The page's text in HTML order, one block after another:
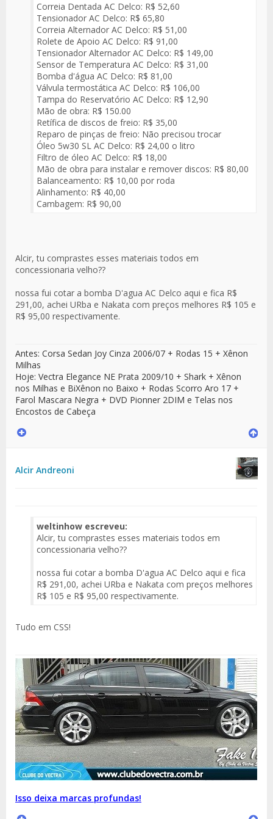
Correia Dentada AC Delco: R$ 52,60
Tensionador AC Delco: R$ 65,80
Correia Alternador AC Delco: R$ 51,00
Rolete de Apoio AC Delco: R$ 91,00
Tensionador Alternador AC Delco: R$ 149,00
Sensor de Temperatura AC Delco: R$ 31,00
Bomba d'água AC Delco: R$ 81,00
Válvula termostática AC Delco: R$ 106,00
Tampa do Reservatório AC Delco: R$ 12,90
Mão de obra: R$ 150.00
Retífica de discos de freio: R$ 35,00
Reparo de pinças de freio: Não precisou trocar
Óleo 5w30 SL AC Delco: R$ 24,00 o litro
Filtro de óleo AC Delco: R$ 18,00
Mão de obra para instalar e remover discos: R$ 80,00
Balanceamento: R$ 10,00 por roda
Alinhamento: R$ 40,00
Cambagem: R$ 90,00
Alcir, tu comprastes esses materiais todos em
concessionaria velho??
nossa fui cotar a bomba D'agua AC Delco aqui e fica R$
291,00, achei URba e Nakata com preços melhores R$ 105 e
R$ 95,00 respectivamente.
Antes: Corsa Sedan Joy Cinza 2006/07 + Rodas 15 + Xênon
Milhas
Hoje: Vectra Elegance NE Prata 2009/10 + Shark + Xênon
nos Milhas e BiXênon no Baixo + Rodas Scorro Aro 17 +
Farol Mascara Negra + DVD Pionner 2DIM e Telas nos
Encostos de Cabeça
Alcir Andreoni
weltinhow escreveu:
Alcir, tu comprastes esses materiais todos em
concessionaria velho??
nossa fui cotar a bomba D'agua AC Delco aqui e fica
R$ 291,00, achei URba e Nakata com preços melhores
R$ 105 e R$ 95,00 respectivamente.
Tudo em CSS!
Isso deixa marcas profundas!